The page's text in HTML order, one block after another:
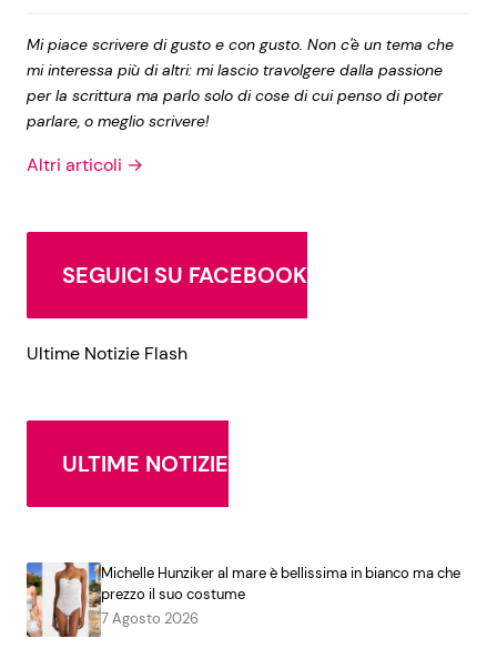
Mi piace scrivere di gusto e con gusto. Non c'è un tema che
mi interessa più di altri: mi lascio travolgere dalla passione
per la scrittura ma parlo solo di cose di cui penso di poter
parlare, o meglio scrivere!
Altri articoli →
SEGUICI SU FACEBOOK
Ultime Notizie Flash
ULTIME NOTIZIE
Michelle Hunziker al mare è bellissima in bianco ma che
prezzo il suo costume
7 Agosto 2026